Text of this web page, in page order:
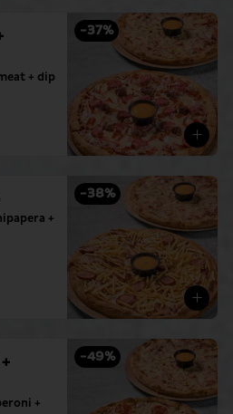
-37%
+ dip
-38%
+
-49%
+